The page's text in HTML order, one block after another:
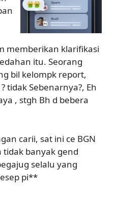
memberikan klarifikasi
itu. Seorang
bil kelompk report,
tidak Sebenarnya?, Eh
, stgh Bh d bebera
carii, sat ini ce BGN
tidak banyak gend
selalu yang
pi**